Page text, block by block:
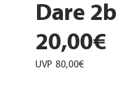
Dare 2b
20,00€
UVP 80,00€